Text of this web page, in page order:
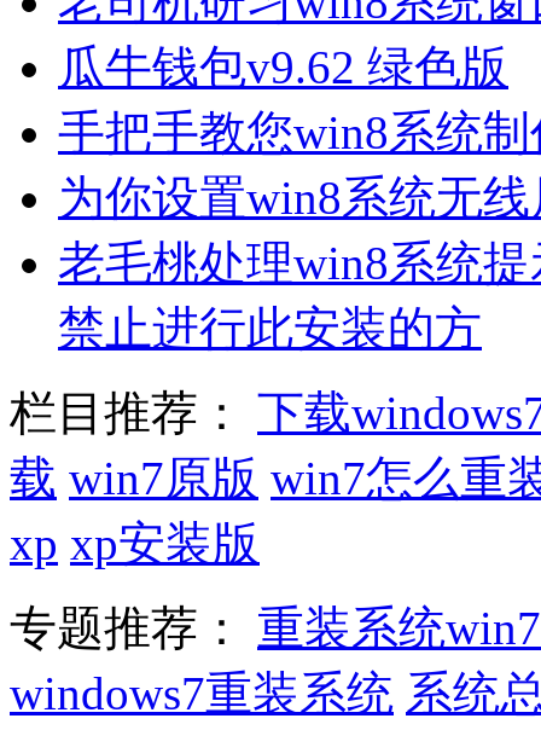
瓜牛钱包v9.62 绿色版
手把手教您win8系统
为你设置win8系统无
老毛桃处理win8系统
禁止进行此安装的方
栏目推荐： 下载
载 win7原版 win7怎么重
xp xp安装版
专题推荐： 重装系统win7
windows7重装系统 系统